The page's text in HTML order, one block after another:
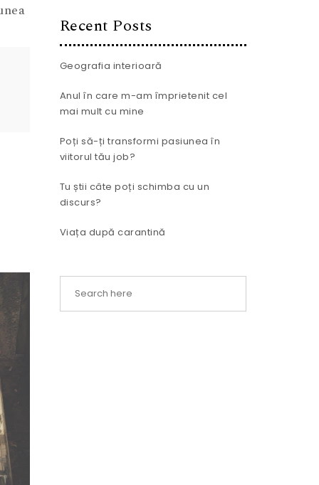
Recent Posts
Geografia interioară
Anul în care m-am împrietenit cel
mai mult cu mine
Poți să-ți transformi pasiunea în
viitorul tău job?
Tu știi câte poți schimba cu un
discurs?
Viața după carantină